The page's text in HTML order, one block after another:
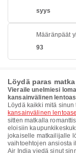
syys
Määränpäät
93
Löydä paras
Vieraile unelmiesi
kansainvälinen
Löydä kaikki mitä
kansainvälinen
sitten matkalla
eloisiin
jokaiselle matkailijalle
vaihtoehtojen ansiosta
Air India viedä sinut